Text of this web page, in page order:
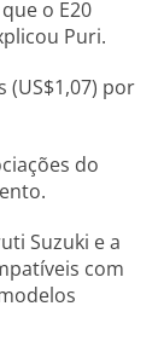
o E20
Puri.
(US$1,07) por
do
Suzuki e a
com